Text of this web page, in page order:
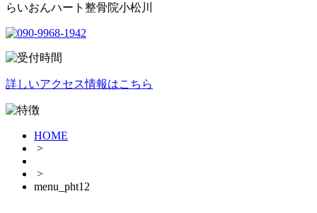
らいおんハート整骨院小松川
詳しいアクセス情報はこちら
HOME
>
>
menu_pht12